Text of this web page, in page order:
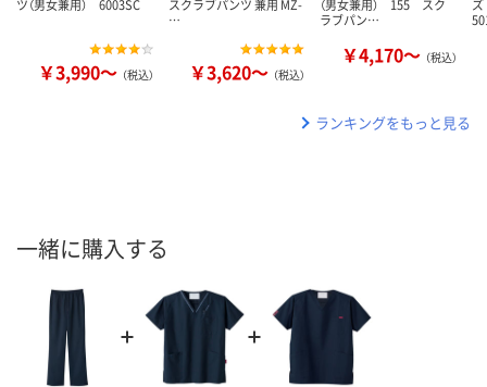
ツ（男女兼用） 6003SC
￥3,990～ （税込）
スクラブパンツ 兼用 MZ-
…
￥3,620～ （税込）
（男女兼用） 155 スク
ラブパン…
￥4,170～ （税込）
ランキングをもっと見る
一緒に購入する